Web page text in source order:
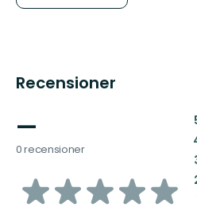
Recensioner
—
0 recensioner
av